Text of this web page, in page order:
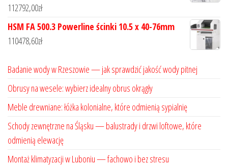
112792,00zł
HSM FA 500.3 Powerline ścinki 10.5 x 40-76mm
110478,60zł
Badanie wody w Rzeszowie — jak sprawdzić jakość wody pitnej
Obrusy na wesele: wybierz idealny obrus okrągły
Meble drewniane: łóżka kolonialne, które odmienią sypialnię
Schody zewnętrzne na Śląsku — balustrady i drzwi loftowe, które
odmienią elewację
Montaż klimatyzacji w Luboniu — fachowo i bez stresu